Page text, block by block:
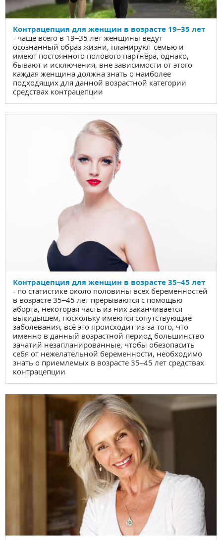
Контрацепция для женщин в возрасте 19–35 лет
- чаще всего в 19–35 лет женщины ведут
осознанный образ жизни, планируют семью и
имеют постоянного полового партнёра, однако,
бывают и исключения, вне зависимости от этого
каждая женщина должна знать о наиболее
подходящих для данной возрастной категории
средствах контрацепции
Контрацепция для женщин в возрасте 35–45 лет
- по статистике около половины всех беременностей
в возрасте 35–45 лет прерываются с помощью
аборта, некоторая часть из них заканчивается
выкидышем, поскольку имеются сопутствующие
заболевания, всё это происходит из-за того, что
именно в данный возрастной период большинство
зачатий незапланированные, чтобы обезопасить
себя от нежелательной беременности, необходимо
знать о приемлемых в возрасте 35–45 лет средствах
контрацепции